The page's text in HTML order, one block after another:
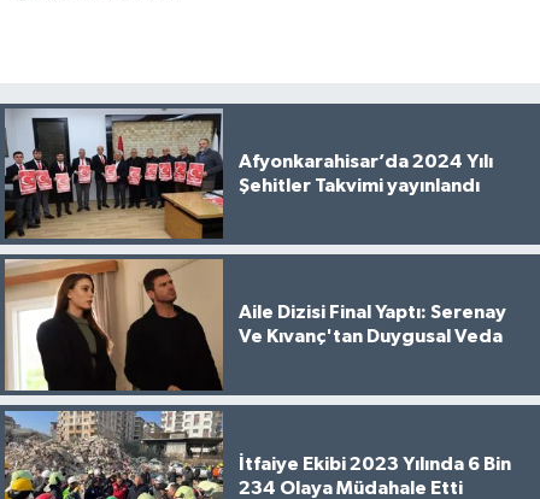
Afyonkarahisar’da 2024 Yılı
Şehitler Takvimi yayınlandı
Aile Dizisi Final Yaptı: Serenay
Ve Kıvanç'tan Duygusal Veda
İtfaiye Ekibi 2023 Yılında 6 Bin
234 Olaya Müdahale Etti